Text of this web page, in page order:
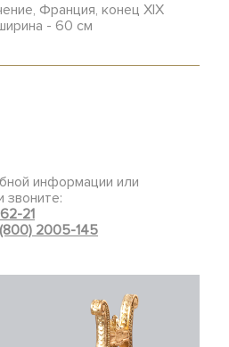
Франция, конец XIX
- 60 см
информации или
звоните:
21
2005-145